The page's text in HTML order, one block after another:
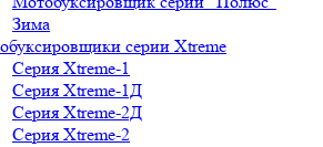
Зима
серии Xtreme
Серия Xtreme-1
Серия Xtreme-1Д
Серия Xtreme-2Д
Серия Xtreme-2